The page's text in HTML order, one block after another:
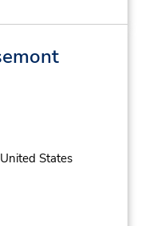
United States